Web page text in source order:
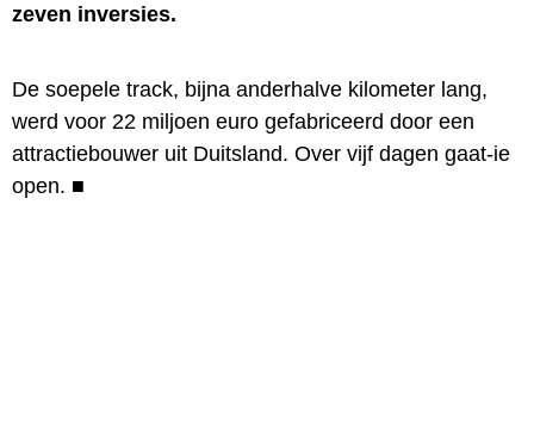
zeven inversies.
De soepele track, bijna anderhalve kilometer lang,
werd voor 22 miljoen euro gefabriceerd door een
attractiebouwer uit Duitsland. Over vijf dagen gaat-ie
open. ■